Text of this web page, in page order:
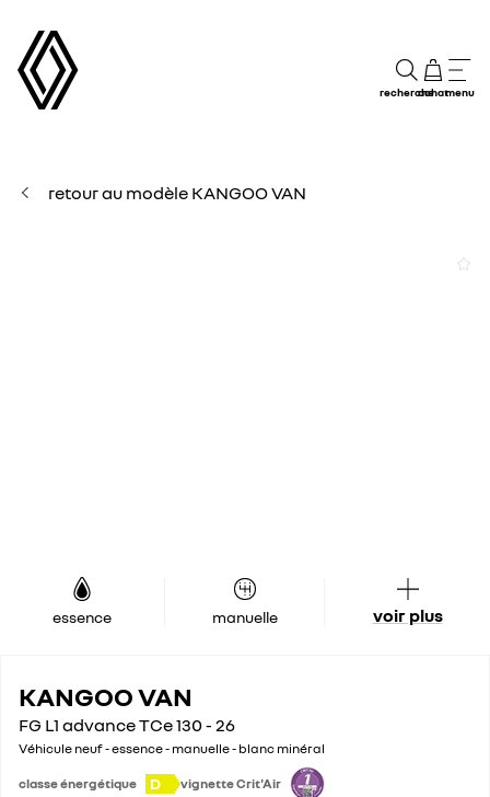
rechercheachatmenu
retour au modèle KANGOO VAN
essence manuelle voir plus
KANGOO VAN
FG L1 advance TCe 130 - 26
Véhicule neuf - essence - manuelle - blanc minéral
classe énergétique D vignette Crit'Air